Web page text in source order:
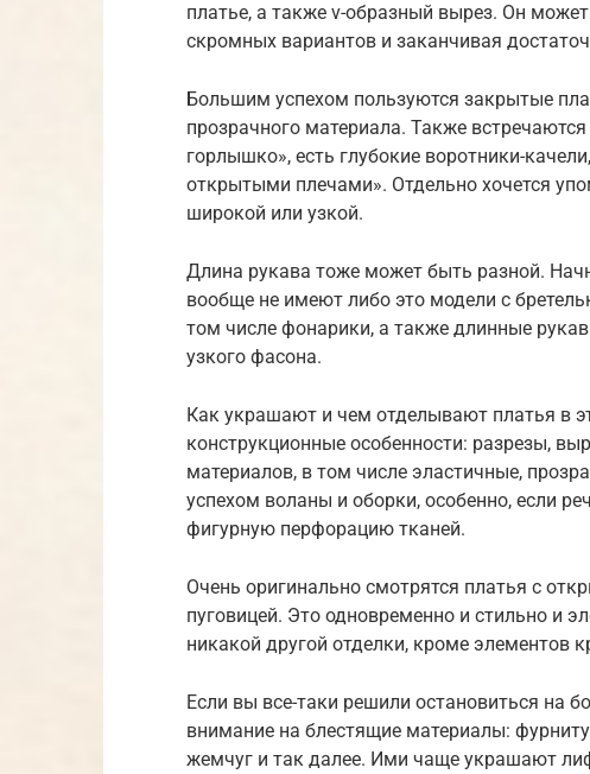
платье, а также v-образный вырез. Он
скромных вариантов и заканчивая
Большим успехом пользуются закрытые
прозрачного материала. Также
горлышко», есть глубокие воротники-
открытыми плечами». Отдельно хочется
широкой или узкой.
Длина рукава тоже может быть разной.
вообще не имеют либо это модели с
том числе фонарики, а также длинные
узкого фасона.
Как украшают и чем отделывают платья в
конструкционные особенности: разрезы,
материалов, в том числе эластичные,
успехом воланы и оборки, особенно, если
фигурную перфорацию тканей.
Очень оригинально смотрятся платья с
пуговицей. Это одновременно и стильно и
никакой другой отделки, кроме элементов
Если вы все-таки решили остановиться на
внимание на блестящие материалы:
жемчуг и так далее. Ими чаще украшают